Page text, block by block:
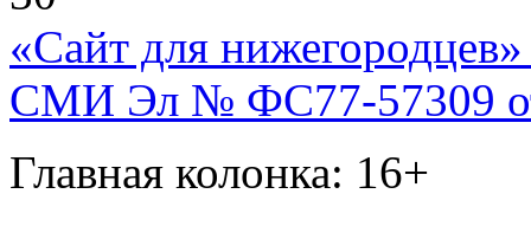
«Сайт для нижегородцев»
СМИ Эл № ФС77-57309
Главная колонка: 16+